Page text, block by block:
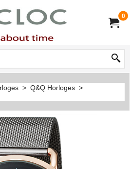
0
> Q&Q Horloges >